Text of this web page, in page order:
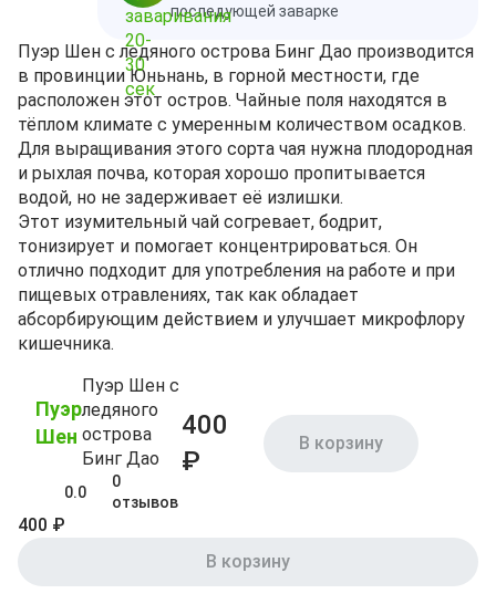
последующей заварке
Пуэр Шен с ледяного острова Бинг Дао производится
в провинции Юньнань, в горной местности, где
расположен этот остров. Чайные поля находятся в
тёплом климате с умеренным количеством осадков.
Для выращивания этого сорта чая нужна плодородная
и рыхлая почва, которая хорошо пропитывается
водой, но не задерживает её излишки.
Этот изумительный чай согревает, бодрит,
тонизирует и помогает концентрироваться. Он
отлично подходит для употребления на работе и при
пищевых отравлениях, так как обладает
абсорбирующим действием и улучшает микрофлору
кишечника.
Пуэр
Шен
Пуэр Шен с
ледяного
острова
Бинг Дао
0.0
0
отзывов
400
₽
В корзину
400 ₽
В корзину